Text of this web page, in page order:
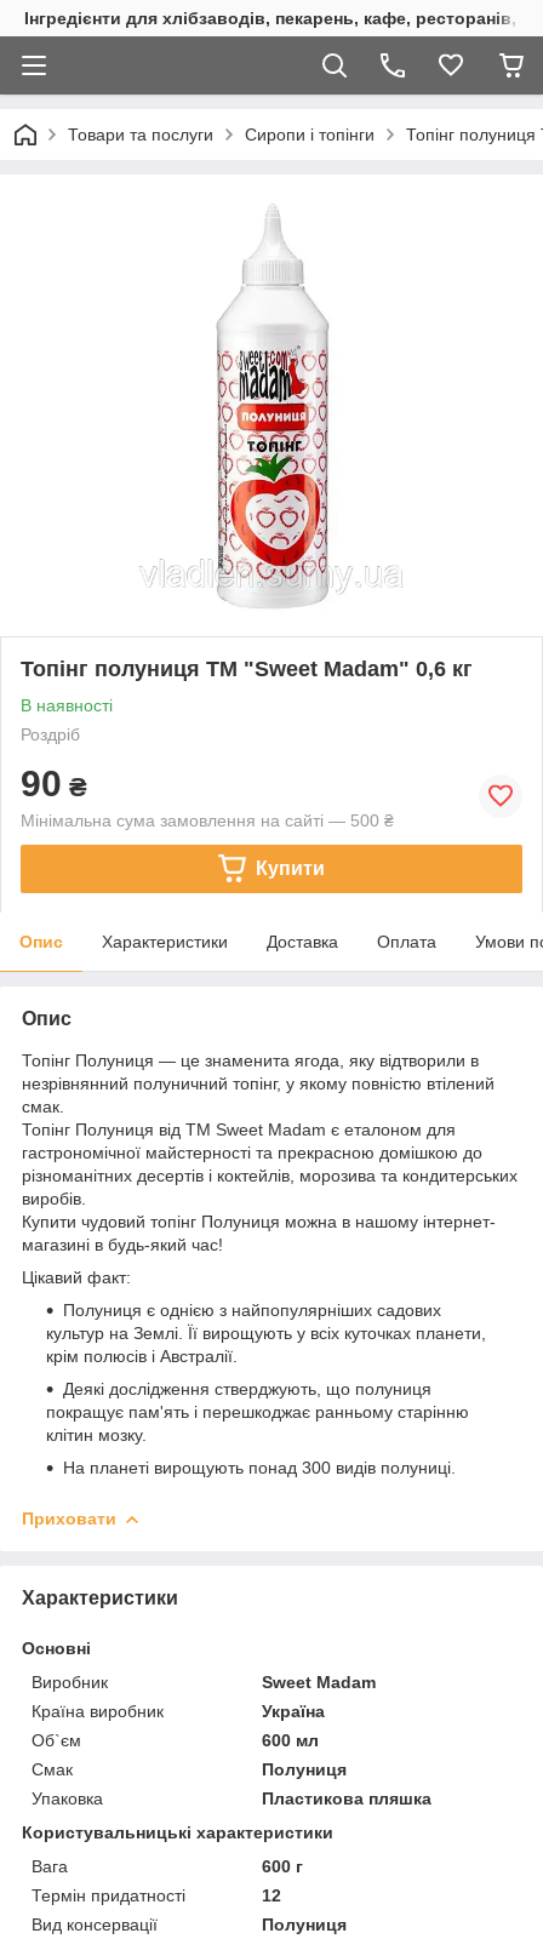
Інгредієнти для хлібзаводів, пекарень, кафе, ресторанів,
Товари та послуги Сиропи і топінги Топінг
Топінг полуниця ТМ "Sweet Madam" 0,6 кг
В наявності
Роздріб
90 ₴
Мінімальна сума замовлення на сайті — 500 ₴
Купити
Опис Характеристики Доставка Оплата Умови
Опис
Топінг Полуниця — це знаменита ягода, яку відтворили в
незрівнянний полуничний топінг, у якому повністю втілений
смак.
Топінг Полуниця від ТМ Sweet Madam є еталоном для
гастрономічної майстерності та прекрасною домішкою до
різноманітних десертів і коктейлів, морозива та кондитерських
виробів.
Купити чудовий топінг Полуниця можна в нашому інтернет-
магазині в будь-який час!
Цікавий факт:
Полуниця є однією з найпопулярніших садових
культур на Землі. Її вирощують у всіх куточках планети,
крім полюсів і Австралії.
Деякі дослідження стверджують, що полуниця
покращує пам'ять і перешкоджає ранньому старінню
клітин мозку.
На планеті вирощують понад 300 видів полуниці.
Приховати
Характеристики
Основні
Виробник
Sweet Madam
Країна виробник
Україна
Об`єм
600 мл
Смак
Полуниця
Упаковка
Пластикова пляшка
Користувальницькі характеристики
Вага
600 г
Термін придатності
12
Вид консервації
Полуниця